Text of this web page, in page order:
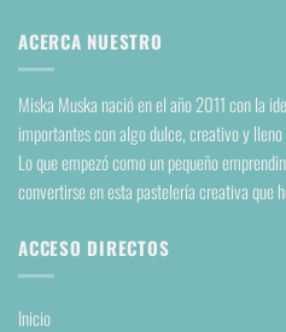
ACERCA NUESTRO
Miska Muska nació en el año 2011 con la
importantes con algo dulce, creativo y lleno
Lo que empezó como un pequeño
convertirse en esta pastelería creativa que
ACCESO DIRECTOS
Inicio